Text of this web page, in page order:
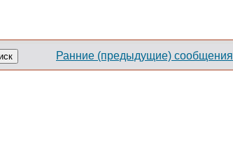
Ранние (предыдущие) сообщения